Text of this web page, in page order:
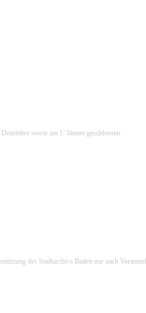
sowie am 1. Jänner geschlossen.
des Stadtarchivs Baden nur nach